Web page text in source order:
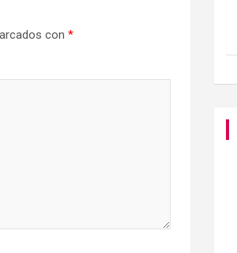
con *